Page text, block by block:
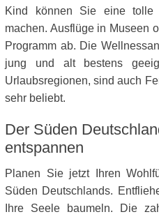
Kind können Sie eine tolle
machen. Ausflüge in Museen
Programm ab. Die
jung und alt bestens
Urlaubsregionen, sind auch
sehr beliebt.
Der Süden
entspannen
Planen Sie jetzt Ihren
Süden Deutschlands.
Ihre Seele baumeln. Die